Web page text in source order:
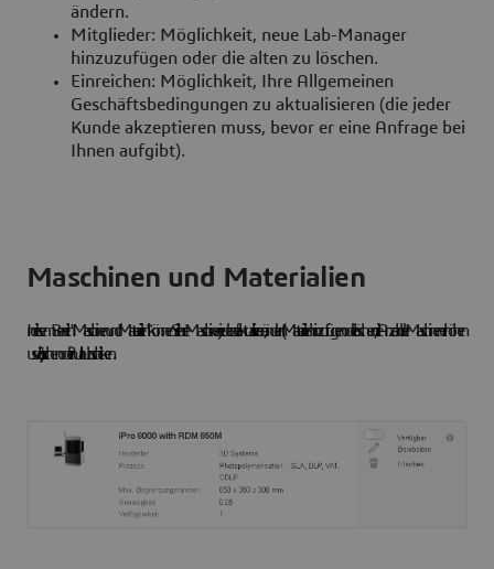
ändern.
Mitglieder: Möglichkeit, neue Lab-Manager
hinzuzufügen oder die alten zu löschen.
Einreichen: Möglichkeit, Ihre Allgemeinen
Geschäftsbedingungen zu aktualisieren (die jeder
Kunde akzeptieren muss, bevor er eine Anfrage bei
Ihnen aufgibt).
Maschinen und Materialien
In diesem Bereich "Maschinen und Materialien" können Sie Ihre Maschinen jederzeit aktualisieren, ändern (Materialien hinzufügen oder löschen, die Anzahl der Maschinen erhöhen
usw.), löschen oder in Urlaub schicken.